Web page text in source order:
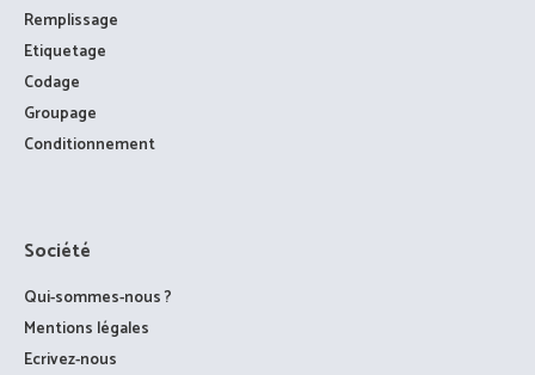
Remplissage
Etiquetage
Codage
Groupage
Conditionnement
Société
Qui-sommes-nous ?
Mentions légales
Ecrivez-nous